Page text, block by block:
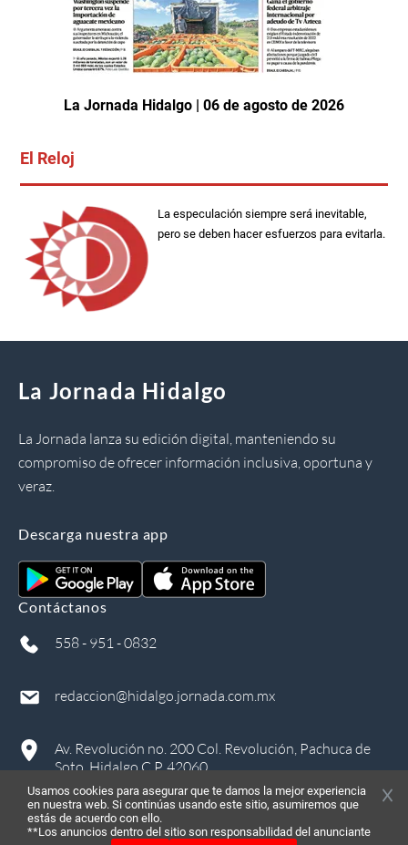
La Jornada Hidalgo | 06 de agosto de 2026
El Reloj
La especulación siempre será inevitable,
pero se deben hacer esfuerzos para evitarla.
La Jornada Hidalgo
La Jornada lanza su edición digital, manteniendo su
compromiso de ofrecer información inclusiva, oportuna y
veraz.
Descarga nuestra app
Contáctanos
558 - 951 - 0832
redaccion@hidalgo.jornada.com.mx
Av. Revolución no. 200 Col. Revolución, Pachuca de
Soto, Hidalgo C.P. 42060
Usamos cookies para asegurar que te damos la mejor experiencia
en nuestra web. Si continúas usando este sitio, asumiremos que
estás de acuerdo con ello.
**Los anuncios dentro del sitio son responsabilidad del anunciante